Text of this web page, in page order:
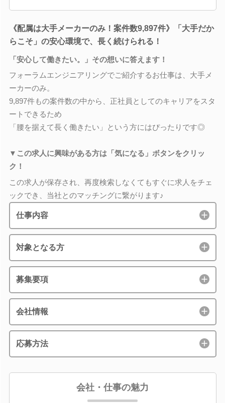
《配属は大手メーカーのみ！案件数9,897件》「大手だか
らこそ」の安心環境で、長く続けられる！
「安心して働きたい。」その想いに答えます！
フォーラムエンジニアリングでご紹介するお仕事は、大手メ
ーカーのみ。
9,897件もの案件数の中から、正社員としてのキャリアをスタ
ートできるため
「腰を据えて長く働きたい」という方にはぴったりです◎
▼この求人に興味がある方は「気になる」ボタンをクリッ
ク！
この求人が保存され、再度検索しなくてもすぐに求人をチェ
ックでき、当社とのマッチングに繋がります♪
仕事内容
対象となる方
募集要項
会社情報
応募方法
会社・仕事の魅力